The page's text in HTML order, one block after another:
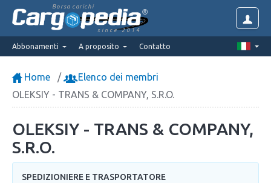
Borsa carichi
since 2014
Abbonamenti A proposito Contatto
Home
Elenco dei membri
OLEKSIY - TRANS & COMPANY, S.R.O.
OLEKSIY - TRANS & COMPANY,
S.R.O.
SPEDIZIONIERE E TRASPORTATORE